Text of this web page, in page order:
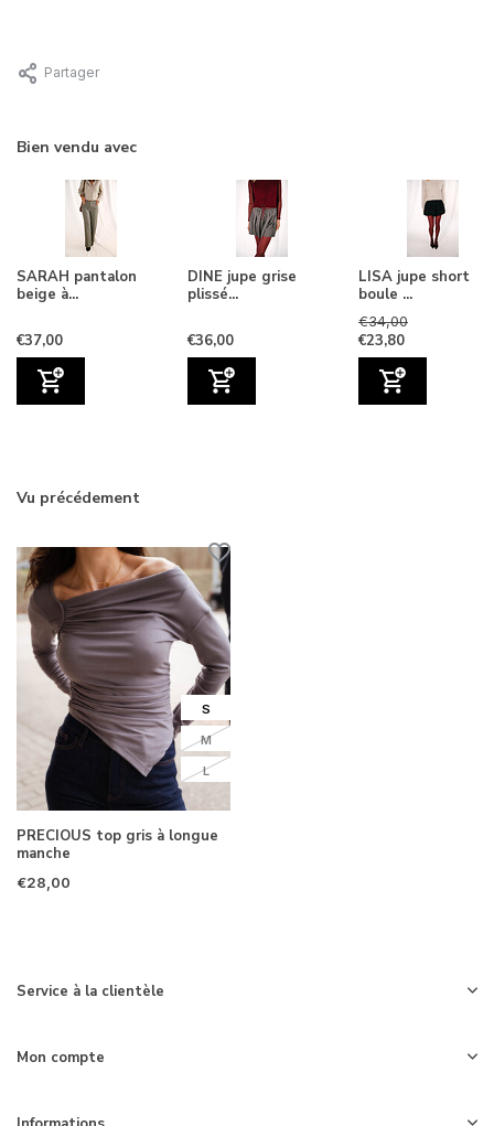
Partager
Bien vendu avec
SARAH pantalon
beige à...
€37,00
DINE jupe grise
plissé...
€36,00
LISA jupe short
boule ...
€34,00
€23,80
Vu précédement
S
M
L
PRECIOUS top gris à longue
manche
€28,00
Service à la clientèle
Mon compte